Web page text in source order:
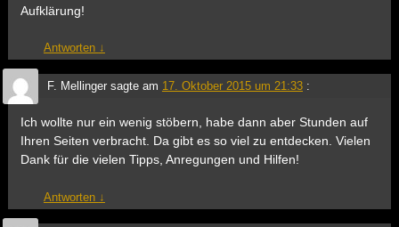
Aufklärung!
Antworten ↓
F. Mellingersagte am 17. Oktober 2015 um 21:33 :
Ich wollte nur ein wenig stöbern, habe dann aber Stunden auf
Ihren Seiten verbracht. Da gibt es so viel zu entdecken. Vielen
Dank für die vielen Tipps, Anregungen und Hilfen!
Antworten ↓